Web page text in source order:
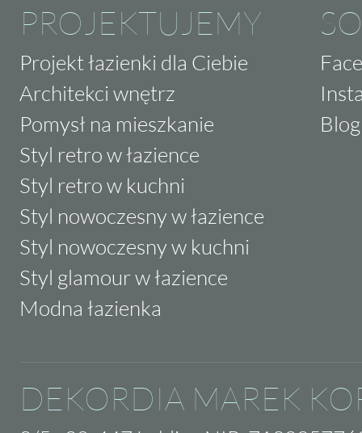
PROJEKTUJEMY
Projekt łazienki dla Ciebie
Architekci wnętrz
Pomysł na mieszkanie
Styl retro w łazience
Styl retro w kuchni
Styl nowoczesny w łazience
Styl nowoczesny w kuchni
Styl glamour w łazience
Modna łazienka
Blog
DEKORDIA MAREK